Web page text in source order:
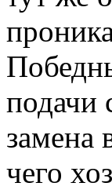
подачи
замена
чего